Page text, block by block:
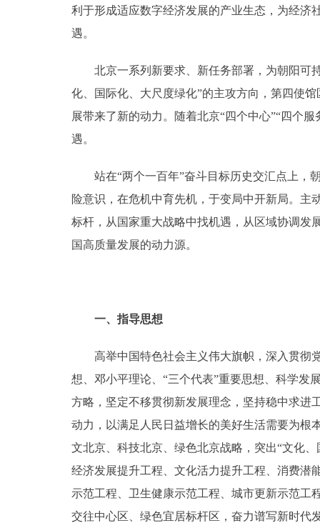
利于形成适应数字经济发展的产业生态，为经济
遇。
北京一系列新要求、新任务部署，为朝阳可持
化、国际化、大尺度绿化”的主攻方向，第四使
展带来了新的动力。随着北京“四个中心”“四个
遇。
站在“两个一百年”奋斗目标历史交汇点上，朝
险意识，在危机中育先机，于变局中开新局。
标杆，从国家重大战略中找机遇，从区域协调发
国高质量发展的动力源。
一、指导思想
高举中国特色社会主义伟大旗帜，深入贯彻党
想、邓小平理论、“三个代表”重要思想、科学发
方略，坚定不移贯彻新发展理念，坚持稳中求进
动力，以满足人民日益增长的美好生活需要为根
文北京、科技北京、绿色北京战略，突出“文化
经济发展提升工程、文化活力提升工程、消费潜
示范工程、卫生健康示范工程、城市更新示范工
交往中心区、绿色宜居标杆区，奋力谱写新时代